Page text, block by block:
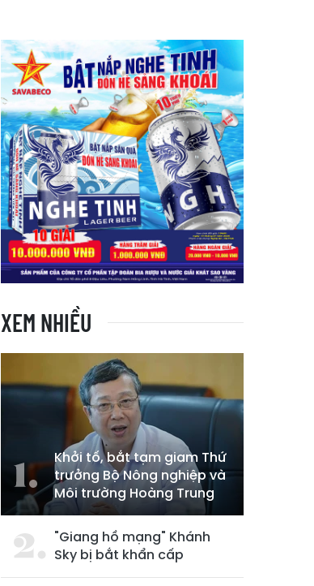
XEM NHIỀU
Khởi tố, bắt tạm giam Thứ
trưởng Bộ Nông nghiệp và
Môi trường Hoàng Trung
"Giang hồ mạng" Khánh
Sky bị bắt khẩn cấp